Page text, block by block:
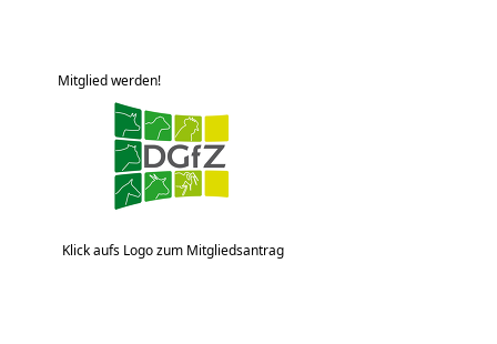
Mitglied werden!
Klick aufs Logo zum Mitgliedsantrag